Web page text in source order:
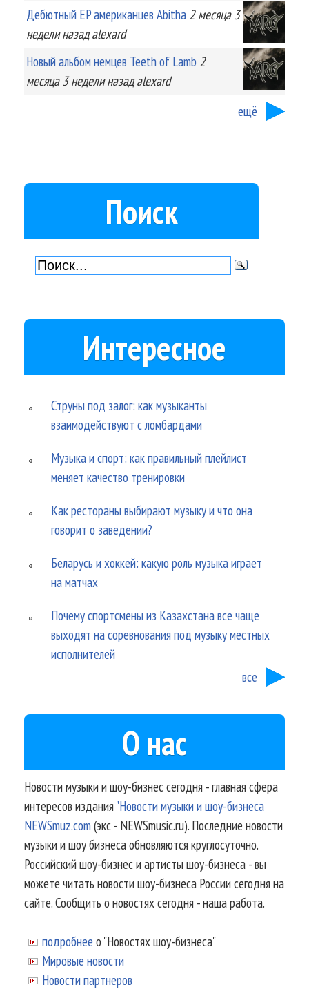
Дебютный EP американцев Abitha 2 месяца 3
неделиназад alexard
Новый альбом немцев Teeth of Lamb 2
месяца 3 неделиназад alexard
ещё
Поиск
Интересное
Струны под залог: как музыканты
взаимодействуют с ломбардами
Музыка и спорт: как правильный плейлист
меняет качество тренировки
Как рестораны выбирают музыку и что она
говорит о заведении?
Беларусь и хоккей: какую роль музыка играет
на матчах
Почему спортсмены из Казахстана все чаще
выходят на соревнования под музыку местных
исполнителей
все
О нас
Новости музыки и шоу-бизнес сегодня - главная сфера
интересов издания"Новости музыки и шоу-бизнеса
NEWSmuz.com(экс - NEWSmusic.ru). Последние новости
музыки и шоу бизнеса обновляются круглосуточно.
Российский шоу-бизнес и артисты шоу-бизнеса - вы
можете читать новости шоу-бизнеса России сегодня на
сайте. Сообщить о новостях сегодня - наша работа.
подробнее о "Новостях шоу-бизнеса"
Мировые новости
Новости партнеров